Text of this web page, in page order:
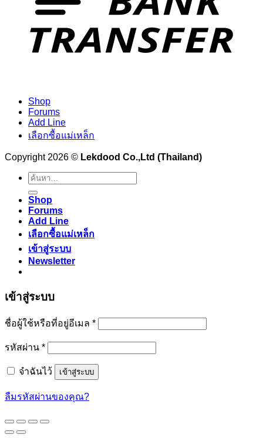
Shop
Forums
Add Line
เลือกซื้อแม่เหล็ก
Copyright 2026 © Lekdood Co.,Ltd (Thailand)
ค้นหา:
Shop
Forums
Add Line
เลือกซื้อแม่เหล็ก
เข้าสู่ระบบ
Newsletter
เข้าสู่ระบบ
ชื่อผู้ใช้หรือที่อยู่อีเมล *ต้องการ
รหัสผ่าน *ต้องการ
จำฉันไว้ เข้าสู่ระบบ
ลืมรหัสผ่านของคุณ?